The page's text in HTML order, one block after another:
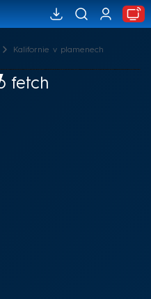
Kalifornie v plamenech
fetch